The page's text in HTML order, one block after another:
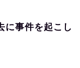
に事件を起こし